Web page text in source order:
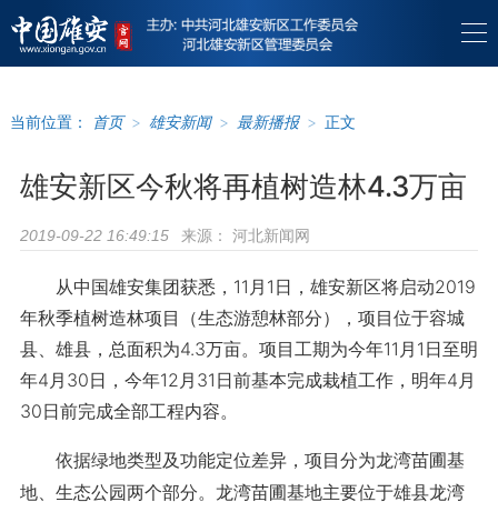
当前位置： 首页 > 雄安新闻 > 最新播报 > 正文
雄安新区今秋将再植树造林4.3万亩
2019-09-22 16:49:15 来源： 河北新闻网
从中国雄安集团获悉，11月1日，雄安新区将启动2019
年秋季植树造林项目（生态游憩林部分），项目位于容城
县、雄县，总面积为4.3万亩。项目工期为今年11月1日至明
年4月30日，今年12月31日前基本完成栽植工作，明年4月
30日前完成全部工程内容。
依据绿地类型及功能定位差异，项目分为龙湾苗圃基
地、生态公园两个部分。龙湾苗圃基地主要位于雄县龙湾